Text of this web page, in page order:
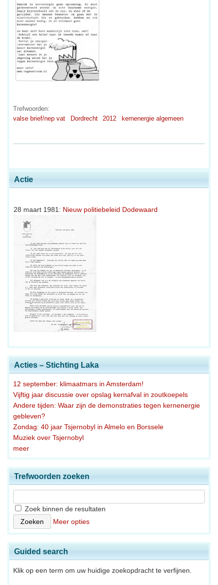
Actie
28 maart 1981: Nieuw politiebeleid Dodewaard
Acties – Stichting Laka
12 september: klimaatmars in Amsterdam!
Vijftig jaar discussie over opslag kernafval in zoutkoepels
Andere tijden: Waar zijn de demonstraties tegen kernenergie
gebleven?
Zondag: 40 jaar Tsjernobyl in Almelo en Borssele
Muziek over Tsjernobyl
meer
Trefwoorden:
valse brief/nep vat
Dordrecht 2012 kernenergie algemeen
Trefwoorden zoeken
Zoek binnen de resultaten
Meer opties
Guided search
Klik op een term om uw huidige zoekopdracht te verfijnen.